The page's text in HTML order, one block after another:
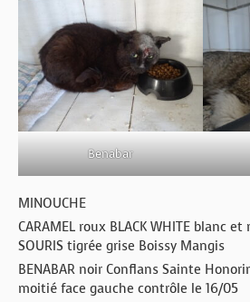
Benabar
MINOUCHE
CARAMEL roux BLACK WHITE blanc
SOURIS tigrée grise Boissy Mangis
BENABAR noir Conflans Sainte
moitié face gauche contrôle le 16/05